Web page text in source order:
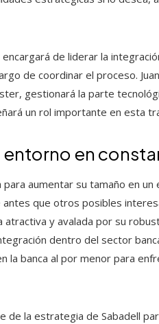
de liderar la
de coordinar el proceso.
gestionará la parte
un rol importante en esta
entorno en
aumentar su tamaño en un
que otros posibles
y avalada por su
dentro del sector
la banca al por menor para
la estrategia de Sabadell